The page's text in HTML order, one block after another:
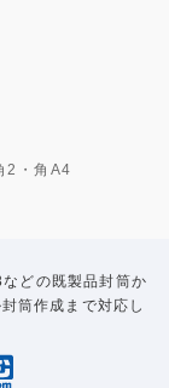
2・角A4
どの既製品封筒か
筒作成まで対応し